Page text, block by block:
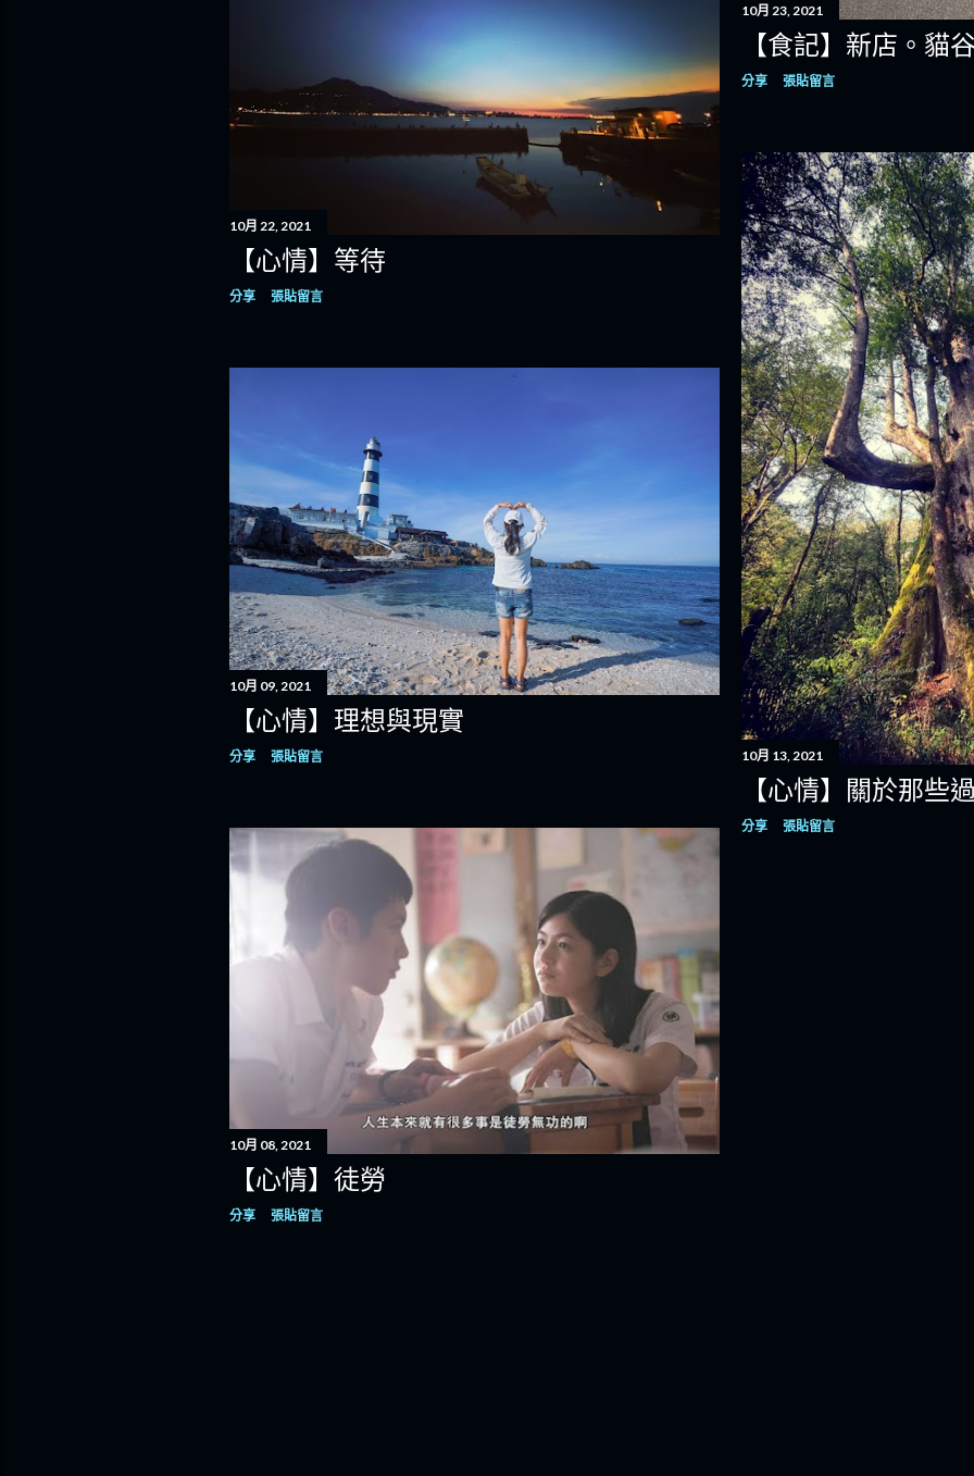
10月 23, 2021
【食記】新店。貓
分享 張貼留言
10月 22, 2021
【心情】等待
分享 張貼留言
10月 13, 2021
【心情】關於那些
分享 張貼留言
10月 09, 2021
【心情】理想與現實
分享 張貼留言
10月 08, 2021
【心情】徒勞
分享 張貼留言